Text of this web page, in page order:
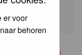
er voor
behoren